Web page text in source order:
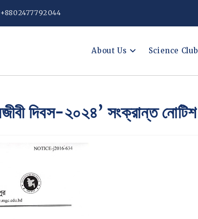
About Us Science Club
দিবস-২০২৪’ সংক্রান্ত নোটিশ